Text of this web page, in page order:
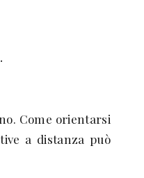
Come orientarsi
a distanza può